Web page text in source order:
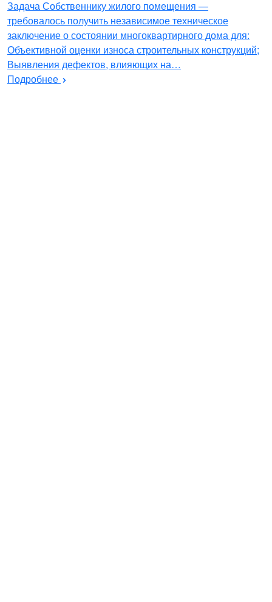
Задача Собственнику жилого помещения —
требовалось получить независимое техническое
заключение о состоянии многоквартирного дома для:
Объективной оценки износа строительных конструкций;
Выявления дефектов, влияющих на…
Подробнее